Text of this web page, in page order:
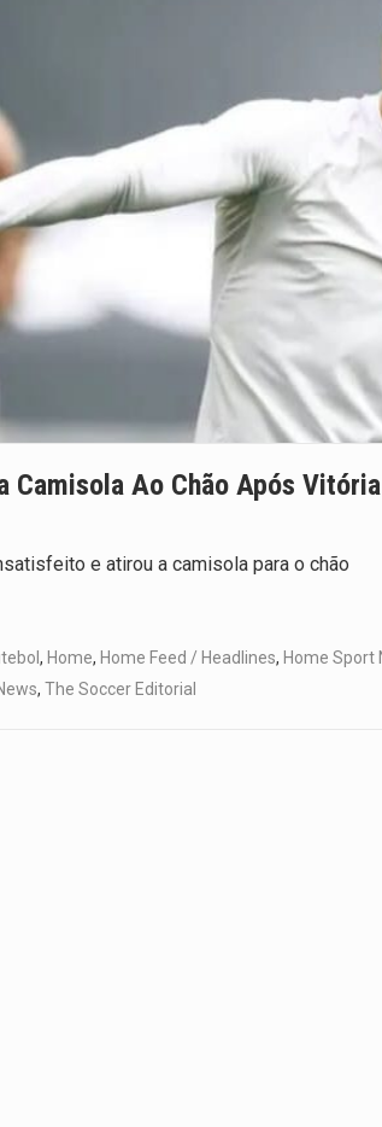
mais graves envolveu a residência de
Bunia, capital da província de Ituri, tornou-
marca o desfecho de um dos processos
cuja implementação está prevista entre
estabelece um prazo de 180 dias
de Estado norte-americano confirmou
Camisola Ao Chão Após
e atirou a camisola para o chão
, Home, Home Feed / Headlines, Home Sport
, The Soccer Editorial